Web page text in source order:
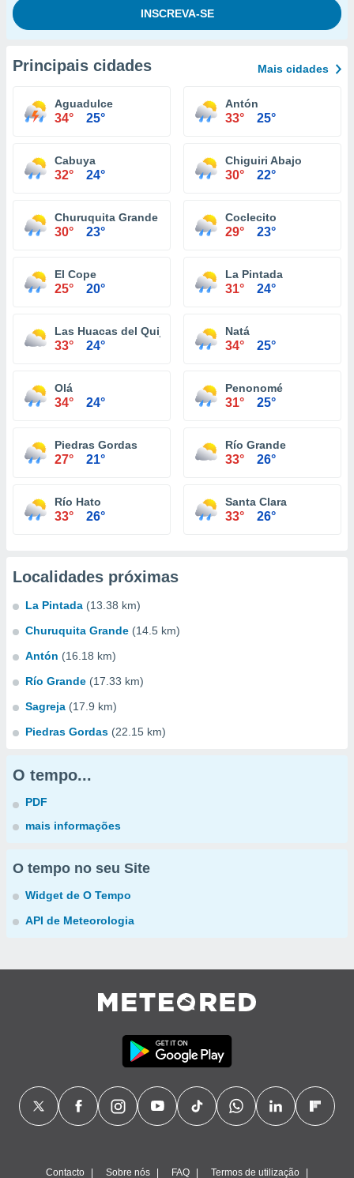
Principais cidades Mais cidades
Aguadulce
34° 25°
Antón
33° 25°
Cabuya
32° 24°
Chiguiri Abajo
30° 22°
Churuquita Grande
30° 23°
Coclecito
29° 23°
El Cope
25° 20°
La Pintada
31° 24°
Las Huacas del Quije
33° 24°
Natá
34° 25°
Olá
34° 24°
Penonomé
31° 25°
Piedras Gordas
27° 21°
Río Grande
33° 26°
Río Hato
33° 26°
Santa Clara
33° 26°
Localidades próximas
La Pintada (13.38 km)
Churuquita Grande (14.5 km)
Antón (16.18 km)
Río Grande (17.33 km)
Sagreja (17.9 km)
Piedras Gordas (22.15 km)
O tempo...
PDF
mais informações
O tempo no seu Site
Widget de O Tempo
API de Meteorologia
Contacto Sobre nós FAQ Termos de utilização